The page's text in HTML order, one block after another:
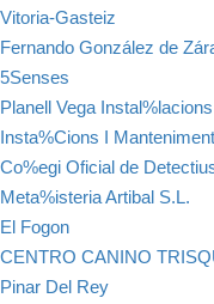
Vitoria-Gasteiz
Fernando González de
5Senses
Planell Vega
Insta%Cions I
Co%egi Oficial de
Meta%isteria Artibal S.L.
El Fogon
CENTRO CANINO
Pinar Del Rey